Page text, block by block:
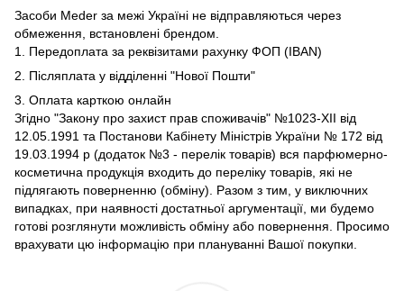
Засоби Meder за межі Україні не відправляються через
обмеження, встановлені брендом.
1. Передоплата за реквізитами рахунку ФОП (IBAN)
2. Післяплата у відділенні "Нової Пошти"
3. Оплата карткою онлайн
Згідно "Закону про захист прав споживачів" №1023-XII від
12.05.1991 та Постанови Кабінету Міністрів України № 172 від
19.03.1994 р (додаток №3 - перелік товарів) вся парфюмерно-
косметична продукція входить до переліку товарів, які не
підлягають поверненню (обміну). Разом з тим, у виключних
випадках, при наявності достатньої аргументації, ми будемо
готові розглянути можливість обміну або повернення. Просимо
врахувати цю інформацію при плануванні Вашої покупки.